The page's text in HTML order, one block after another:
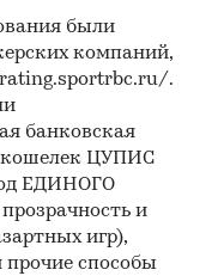
были
компаний,
.
банковская
кошелек ЦУПИС
ЕДИНОГО
и
игр),
способы